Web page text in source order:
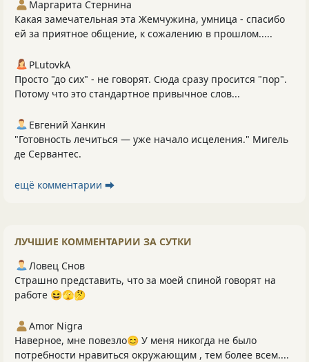
Маргарита Стернина
Какая замечательная эта Жемчужина, умница - спасибо
ей за приятное общение, к сожалению в прошлом.....
PLutоvkА
Просто "до сих" - не говорят. Сюда сразу просится "пор".
Потому что это стандартное привычное слов...
Евгений Ханкин
"Готовность лечиться — уже начало исцеления." Мигель
де Сервантес.
ещё комментарии ⮕
ЛУЧШИЕ КОММЕНТАРИИ ЗА СУТКИ
Ловец Снов
Страшно представить, что за моей спиной говорят на
работе 😆🫣🤔
Amor Nigra
Наверное, мне повезло😊 У меня никогда не было
потребности нравиться окружающим , тем более всем....